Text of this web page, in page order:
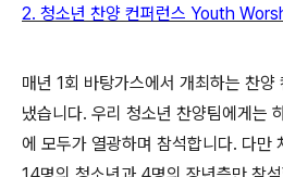
2. 청소년 찬양 컨퍼런스 Youth
매년 1회 바탕가스에서 개최하는 찬양
냈습니다. 우리 청소년 찬양팀에게는
에 모두가 열광하며 참석합니다. 다만